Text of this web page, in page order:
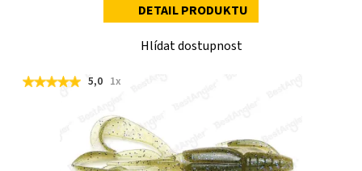
DETAIL PRODUKTU
Hlídat dostupnost
5,0 1x